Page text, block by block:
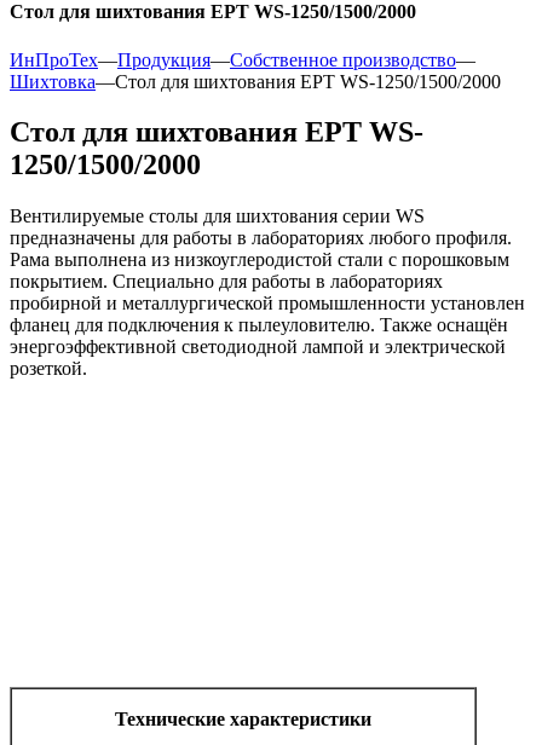
Стол для шихтования EPT WS-1250/1500/2000
ИнПроТех—Продукция—Собственное производство—
Шихтовка—Стол для шихтования EPT WS-1250/1500/2000
Стол для шихтования EPT WS-
1250/1500/2000
Вентилируемые столы для шихтования серии WS
предназначены для работы в лабораториях любого профиля.
Рама выполнена из низкоуглеродистой стали с порошковым
покрытием. Специально для работы в лабораториях
пробирной и металлургической промышленности установлен
фланец для подключения к пылеуловителю. Также оснащён
энергоэффективной светодиодной лампой и электрической
розеткой.
Технические характеристики